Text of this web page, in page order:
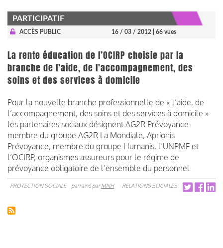
PARTICIPATIF
ACCÈS PUBLIC 16 / 03 / 2012 | 66 vues
La rente éducation de l’OCIRP choisie par la
branche de l'aide, de l'accompagnement, des
soins et des services à domicile
Pour la nouvelle branche professionnelle de « l’aide, de
l’accompagnement, des soins et des services à domicile »
les partenaires sociaux désignent AG2R Prévoyance
membre du groupe AG2R La Mondiale, Aprionis
Prévoyance, membre du groupe Humanis, l’UNPMF et
l’OCIRP, organismes assureurs pour le régime de
prévoyance obligatoire de l’ensemble du personnel.
PROTECTION SOCIALE parrainé parMNH RELATIONS SOCIALES